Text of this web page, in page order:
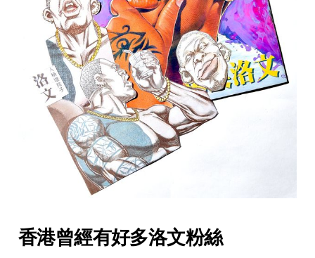
香港曾經有好多洛文粉絲